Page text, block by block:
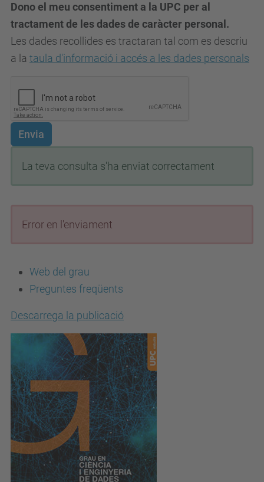
Dono el meu consentiment a la UPC per al
tractament de les dades de caràcter personal.
Les dades recollides es tractaran tal com es descriu
a la taula d'informació i accés a les dades personals
Envia
La teva consulta s'ha enviat correctament
Error en l'enviament
Web del grau
Preguntes freqüents
Descarrega la publicació